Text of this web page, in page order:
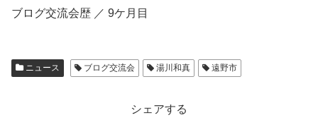
ブログ交流会歴 ／ 9ケ月目
ニュース ブログ交流会 湯川和真 遠野市
シェアする